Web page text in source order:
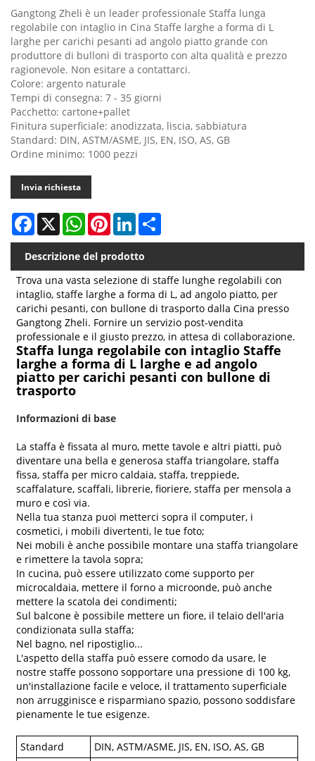
Gangtong Zheli è un leader professionale Staffa lunga
regolabile con intaglio in Cina Staffe larghe a forma di L
larghe per carichi pesanti ad angolo piatto grande con
produttore di bulloni di trasporto con alta qualità e prezzo
ragionevole. Non esitare a contattarci.
Colore: argento naturale
Tempi di consegna: 7 - 35 giorni
Pacchetto: cartone+pallet
Finitura superficiale: anodizzata, liscia, sabbiatura
Standard: DIN, ASTM/ASME, JIS, EN, ISO, AS, GB
Ordine minimo: 1000 pezzi
Invia richiesta
Facebook
X WhatsAppPinterestLinkedIn
Descrizione del prodotto
Trova una vasta selezione di staffe lunghe regolabili con
intaglio, staffe larghe a forma di L, ad angolo piatto, per
carichi pesanti, con bullone di trasporto dalla Cina presso
Gangtong Zheli. Fornire un servizio post-vendita
professionale e il giusto prezzo, in attesa di collaborazione.
Staffa lunga regolabile con intaglio Staffe
larghe a forma di L larghe e ad angolo
piatto per carichi pesanti con bullone di
trasporto
Informazioni di base
La staffa è fissata al muro, mette tavole e altri piatti, può
diventare una bella e generosa staffa triangolare, staffa
fissa, staffa per micro caldaia, staffa, treppiede,
scaffalature, scaffali, librerie, fioriere, staffa per mensola a
muro e così via.
Nella tua stanza puoi metterci sopra il computer, i
cosmetici, i mobili divertenti, le tue foto;
Nei mobili è anche possibile montare una staffa triangolare
e rimettere la tavola sopra;
In cucina, può essere utilizzato come supporto per
microcaldaia, mettere il forno a microonde, può anche
mettere la scatola dei condimenti;
Sul balcone è possibile mettere un fiore, il telaio dell'aria
condizionata sulla staffa;
Nel bagno, nel ripostiglio...
L'aspetto della staffa può essere comodo da usare, le
nostre staffe possono sopportare una pressione di 100 kg,
un'installazione facile e veloce, il trattamento superficiale
non arrugginisce e risparmiano spazio, possono soddisfare
pienamente le tue esigenze.
Standard DIN, ASTM/ASME, JIS, EN, ISO, AS, GB